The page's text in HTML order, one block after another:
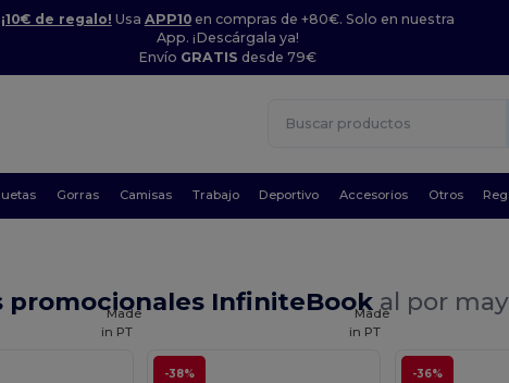
¡10€ de regalo! Usa APP10en compras de +80€. Solo en nuestra
App. ¡Descárgala ya!
Envío GRATIS desde 79€
Gorras Camisas Trabajo Deportivo Accesorios Otros
promocionales InfiniteBookal por
-38%
Made
in PT
-36%
Made
in PT